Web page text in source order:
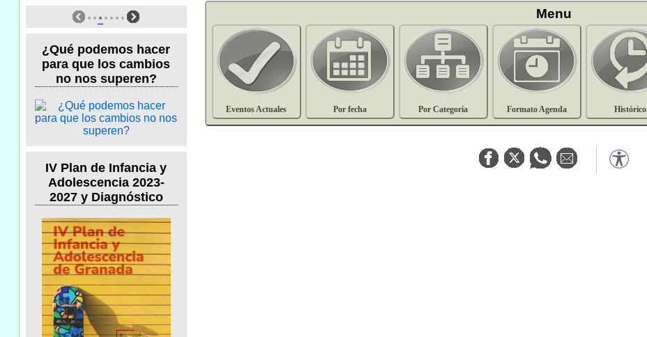
¿Qué podemos hacer
para que los cambios
no nos superen?
IV Plan de Infancia y
Adolescencia 2023-
2027 y Diagnóstico
Menu
Eventos Actuales Por fecha Por Categoría Formato Agenda Histórico